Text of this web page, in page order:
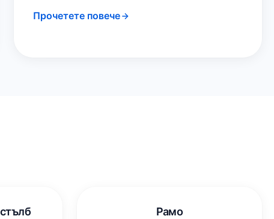
мозък и се разполагат в бразда под
Прочетете повече
Рамо